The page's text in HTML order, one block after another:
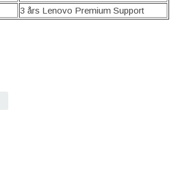
3 års Lenovo Premium Support